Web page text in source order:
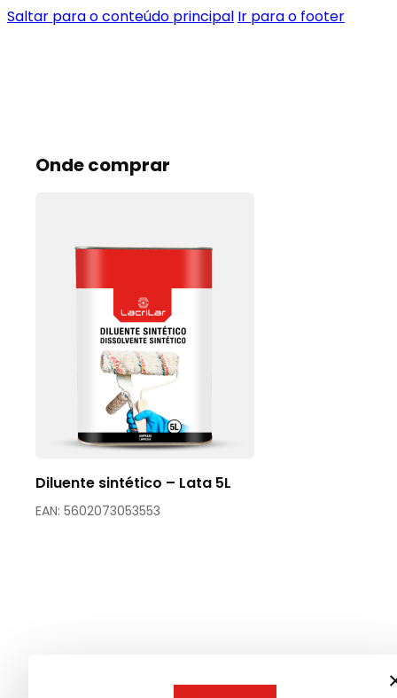
Saltar para o conteúdo principal Ir para o footer
Onde comprar
Diluente sintético – Lata 5L
EAN: 5602073053553